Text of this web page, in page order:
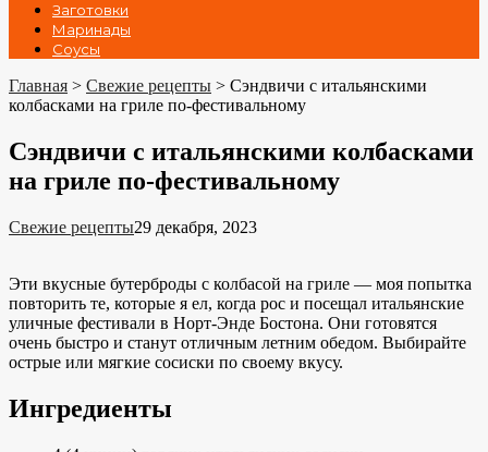
Заготовки
Маринады
Соусы
Главная > Свежие рецепты > Сэндвичи с итальянскими
колбасками на гриле по-фестивальному
Сэндвичи с итальянскими колбасками
на гриле по-фестивальному
Свежие рецепты29 декабря, 2023
Эти вкусные бутерброды с колбасой на гриле — моя попытка
повторить те, которые я ел, когда рос и посещал итальянские
уличные фестивали в Норт-Энде Бостона. Они готовятся
очень быстро и станут отличным летним обедом. Выбирайте
острые или мягкие сосиски по своему вкусу.
Ингредиенты